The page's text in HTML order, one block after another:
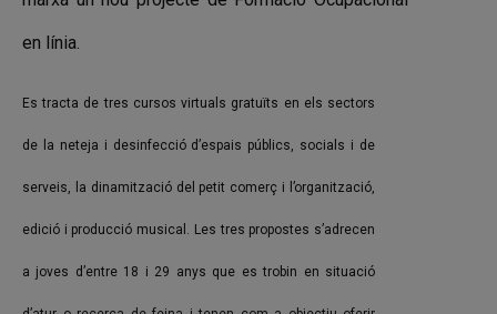
en línia.
Es tracta de tres cursos virtuals gratuïts en els sectors
de la neteja i desinfecció d’espais públics, socials i de
serveis, la dinamització del petit comerç i l’organització,
edició i producció musical. Les tres propostes s’adrecen
a joves d’entre 18 i 29 anys que es trobin en situació